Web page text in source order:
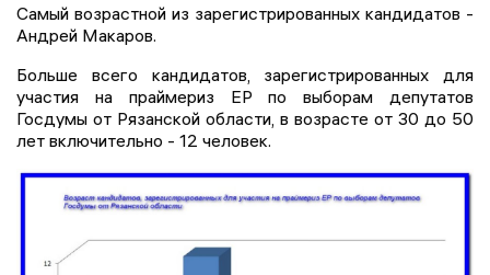
Самый возрастной из зарегистрированных кандидатов -
Андрей Макаров.
Больше всего кандидатов, зарегистрированных для
участия на праймериз ЕР по выборам депутатов
Госдумы от Рязанской области, в возрасте от 30 до 50
лет включительно - 12 человек.